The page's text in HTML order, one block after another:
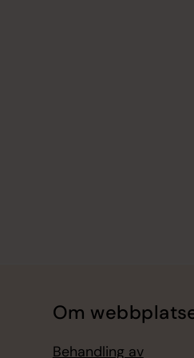
Om
Behandling av